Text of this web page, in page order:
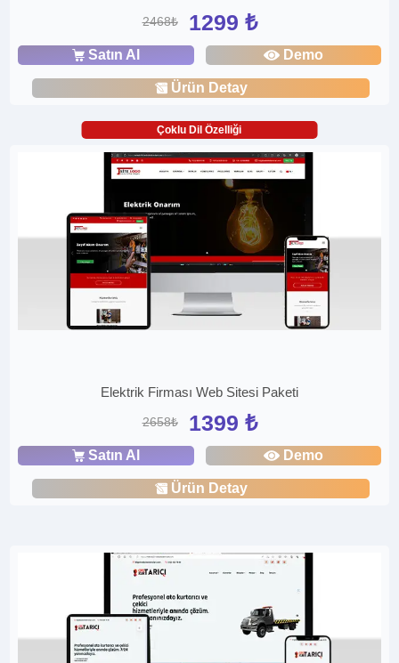
2468₺ 1299 ₺
Satın Al Demo
Ürün Detay
Çoklu Dil Özelliği
Elektrik Firması Web Sitesi Paketi
2658₺ 1399 ₺
Satın Al Demo
Ürün Detay